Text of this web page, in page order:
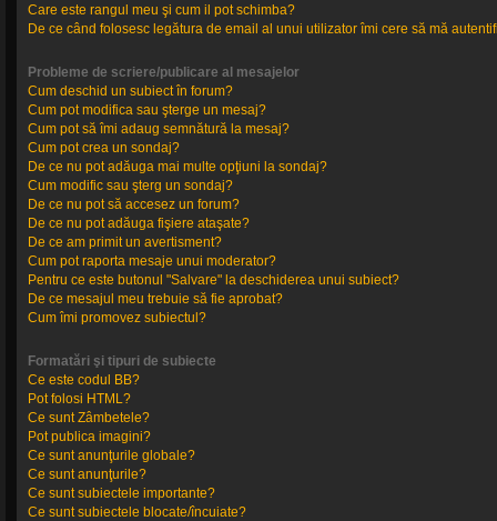
Care este rangul meu şi cum il pot schimba?
De ce când folosesc legătura de email al unui utilizator îmi cere să mă
Probleme de scriere/publicare al mesajelor
Cum deschid un subiect în forum?
Cum pot modifica sau şterge un mesaj?
Cum pot să îmi adaug semnătură la mesaj?
Cum pot crea un sondaj?
De ce nu pot adăuga mai multe opţiuni la sondaj?
Cum modific sau şterg un sondaj?
De ce nu pot să accesez un forum?
De ce nu pot adăuga fişiere ataşate?
De ce am primit un avertisment?
Cum pot raporta mesaje unui moderator?
Pentru ce este butonul "Salvare" la deschiderea unui subiect?
De ce mesajul meu trebuie să fie aprobat?
Cum îmi promovez subiectul?
Formatări şi tipuri de subiecte
Ce este codul BB?
Pot folosi HTML?
Ce sunt Zâmbetele?
Pot publica imagini?
Ce sunt anunţurile globale?
Ce sunt anunţurile?
Ce sunt subiectele importante?
Ce sunt subiectele blocate/încuiate?